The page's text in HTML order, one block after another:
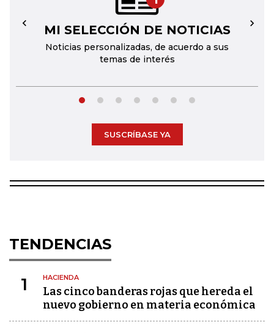
MI SELECCIÓN DE NOTICIAS
Noticias personalizadas, de acuerdo a sus
temas de interés
← →
SUSCRÍBASE YA
TENDENCIAS
1 HACIENDA
Las cinco banderas rojas que hereda el
nuevo gobierno en materia económica